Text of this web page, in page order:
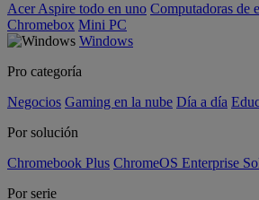
Acer Aspire todo en uno Computadoras de
Chromebox Mini PC
Windows
Pro categoría
Negocios Gaming en la nube Día a día
Por solución
Chromebook Plus ChromeOS Enterprise
Por serie